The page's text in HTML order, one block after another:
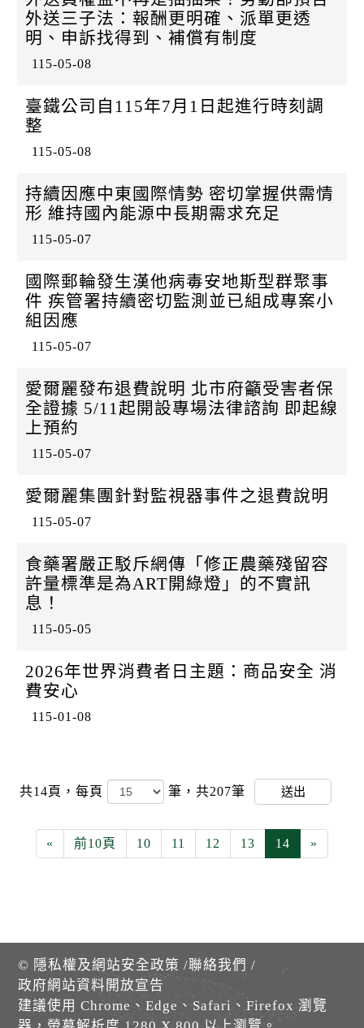
外送三子法：報酬更明確、派單更透
明、申訴找得到、補償有制度
115-05-08
臺鐵公司自115年7月1日起進行時刻調
整
115-05-08
持續因應中東國際情勢 密切掌握供需情
形 維持國內能源中長期需求充足
115-05-07
國際郵輪發生漢他病毒安地斯型群聚事
件 疾管署持續密切監測並已組成專案小
組因應
115-05-07
愛爾麗發布退費說明 北市府籲受害者保
全證據 5/11起開設專場法律諮詢 即起線
上預約
115-05-07
愛爾麗集團針對監視器事件之退費說明
115-05-07
食藥署嚴正駁斥網傳「修正農藥殘留容
許量標準是為ART開綠燈」的不實訊
息！
115-05-05
2026年世界消費者日主題：商品安全 消
費安心
115-01-08
共14頁， 每頁 筆，共207筆 送出
« 前10頁 10 11 12 13 14 »
© 隱私權及網站安全政策 /聯絡我們 /
政府網站資料開放宣告
建議使用 Chrome、Edge、Safari、Firefox 瀏覽